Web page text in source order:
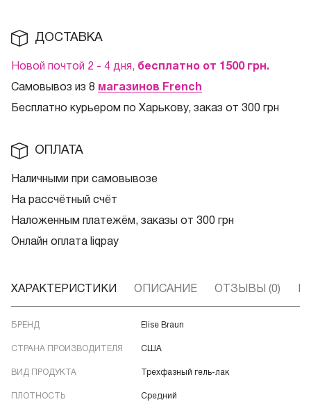
ДОСТАВКА
Новой почтой 2 - 4 дня, бесплатно от 1500 грн.
Самовывоз из 8 магазинов French
Бесплатно курьером по Харькову, заказ от 300 грн
ОПЛАТА
Наличными при самовывозе
На рассчётный счёт
Наложенным платежём, заказы от 300 грн
Онлайн оплата liqpay
ХАРАКТЕРИСТИКИ ОПИСАНИЕ ОТЗЫВЫ (0)
БРЕНД Elise Braun
СТРАНА ПРОИЗВОДИТЕЛЯ США
ВИД ПРОДУКТА Трехфазный гель-лак
ПЛОТНОСТЬ Средний